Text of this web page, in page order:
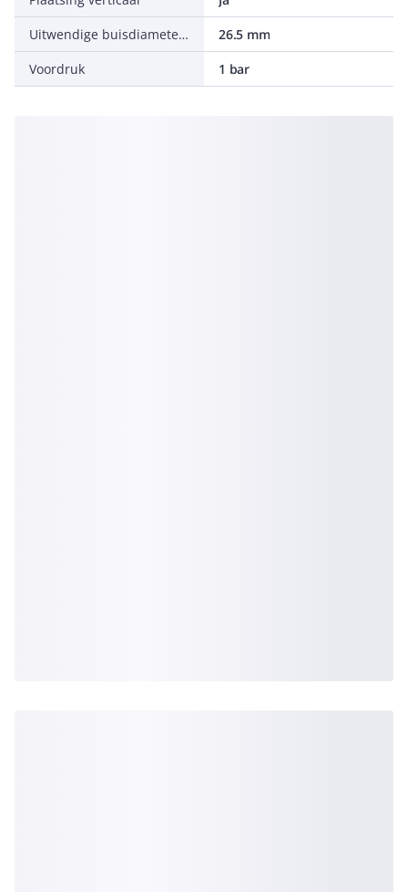
Uitwendige buisdiameter expansie-aansluiting
26.5 mm
Voordruk
1 bar